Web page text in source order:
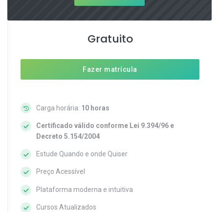
Gratuito
Fazer matrícula
Carga horária: 10 horas
Certificado válido conforme Lei 9.394/96 e
Decreto 5.154/2004
Estude Quando e onde Quiser
Preço Acessível
Plataforma moderna e intuitiva
Cursos Atualizados